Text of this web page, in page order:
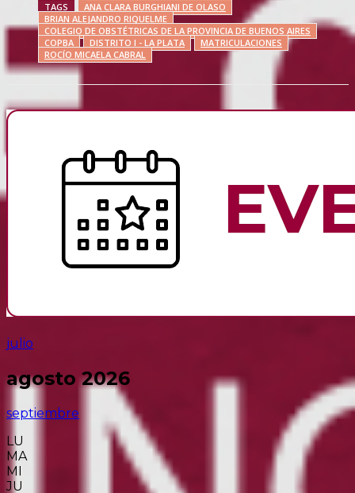
TAGS
ANA CLARA BURGHIANI DE OLASO
BRIAN ALEJANDRO RIQUELME
COLEGIO DE OBSTÉTRICAS DE LA PROVINCIA DE BUENOS AIRES
COPBA
DISTRITO I - LA PLATA
MATRICULACIONES
ROCÍO MICAELA CABRAL
julio
agosto 2026
septiembre
LU
MA
MI
JU